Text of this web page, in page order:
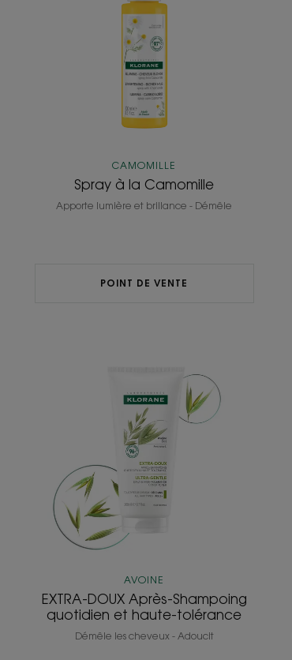
CAMOMILLE
Spray à la Camomille
Apporte lumière et brillance - Démêle
POINT DE VENTE
Shampoing
quotidien
et
haute-
tolérance
AVOINE
EXTRA-DOUX Après-Shampoing
quotidien et haute-tolérance
Démêle les cheveux - Adoucit